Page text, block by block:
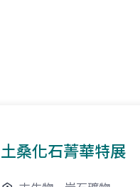
土桑化石菁華特展